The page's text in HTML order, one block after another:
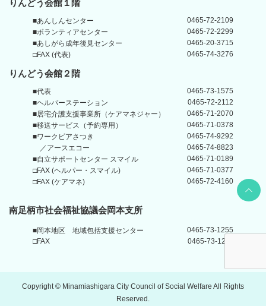
りんどう会館１階
■あんしんセンター
0465-72-2109
■ボランティアセンター
0465-72-2299
■あしがら成年後見センター
0465-20-3715
□FAX (代表)
0465-74-3276
りんどう会館 ２階
■代表
0465-73-1575
■ヘルパーステーション
0465-72-2112
■居宅介護支援事業所 （ケアマネジャー）
0465-71-2070
■移送サービス（予約専用）
0465-71-0378
■ワークピアさつき
0465-74-9292
／アースエコー
0465-74-8823
■自立サポートセンター スマイル
0465-71-0189
□FAX (ヘルパー・スマイル)
0465-71-0377
□FAX (ケアマネ)
0465-72-4160
南足柄市社会福祉協議会岡本支所
■岡本地区 地域包括支援センター
0465-73-1255
□FAX
0465-73-1211
Copyright © Minamiashigara City Council of Social Welfare All Rights
Reserved.
Back